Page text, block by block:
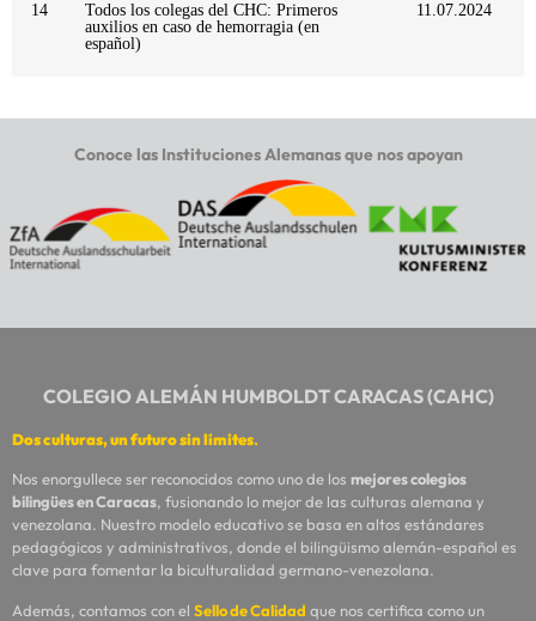
14
Todos los colegas del CHC: Primeros
auxilios en caso de hemorragia (en
español)
11.07.2024
Conoce las Instituciones Alemanas que nos apoyan
COLEGIO ALEMÁN HUMBOLDT CARACAS (CAHC)
Dos culturas, un futuro sin límites.
Nos enorgullece ser reconocidos como uno de los mejores colegios
bilingües en Caracas, fusionando lo mejor de las culturas alemana y
venezolana. Nuestro modelo educativo se basa en altos estándares
pedagógicos y administrativos, donde el bilingüismo alemán-español es
clave para fomentar la biculturalidad germano-venezolana.
Además, contamos con el Sello de Calidad que nos certifica como un